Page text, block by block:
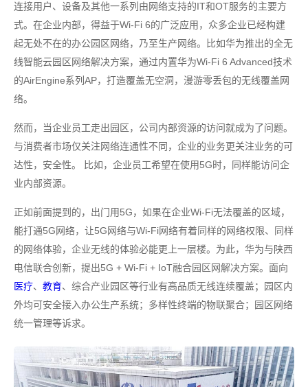
连接用户、设备及其他一系列由网络支持的IT和OT服务的主要方
式。在企业内部，得益于Wi-Fi 6的广泛应用，众多企业已经构建
起无处不在的办公园区网络，乃至生产网络。比如华为推出的全无
线智能云园区网络解决方案，通过内置华为Wi-Fi 6 Advanced技术
的AirEngine系列AP，打造覆盖无空洞，漫游零丢包的无线覆盖网
络。
然而，当企业员工走出园区，公司内部资源的访问就成为了问题。
与消费者市场仅关注网络连通性不同，企业的业务更关注业务的可
达性，安全性。 比如，企业员工希望在使用5G时，同样能访问企
业内部资源。
正如前面提到的，出门用5G，如果在企业Wi-Fi无法覆盖的区域，
能打通5G网络，让5G网络与Wi-Fi网络有着同样的网络权限、同样
的网络体验，企业无线的体验必能更上一层楼。为此，华为与陕西
电信联合创新，提出5G + Wi-Fi + IoT融合园区网解决方案。面向
医疗、 教育、综合产业园区等行业有高品质无线连续覆盖；园区内
外均可安全接入办公生产系统；多样性终端的物联聚合；园区网络
统一管理等诉求。